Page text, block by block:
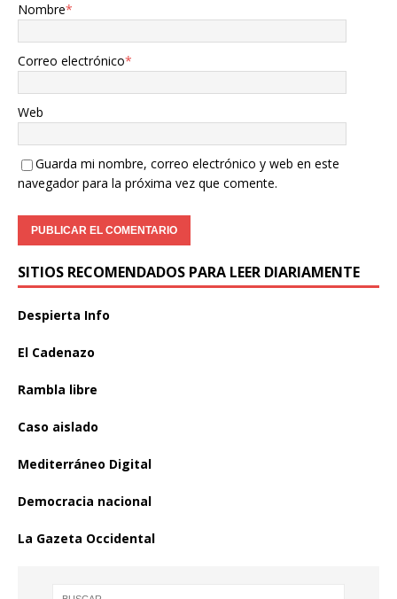
Nombre*
Correo electrónico*
Web
Guarda mi nombre, correo electrónico y web en este
navegador para la próxima vez que comente.
SITIOS RECOMENDADOS PARA LEER DIARIAMENTE
Despierta Info
El Cadenazo
Rambla libre
Caso aislado
Mediterráneo Digital
Democracia nacional
La Gazeta Occidental